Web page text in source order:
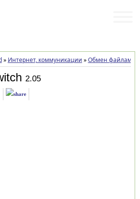
» Интернет, коммуникации »Обмен файлами
2.05